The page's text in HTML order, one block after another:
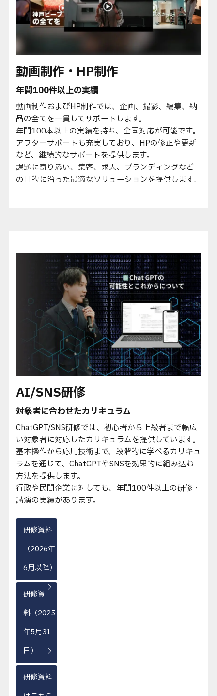
動画制作・HP制作
年間100件以上の実績
動画制作およびHP制作では、企画、撮影、編集、納
品の全てを一貫してサポートします。
年間100本以上の実績を持ち、全国対応が可能です。
アフターサポートも充実しており、HPの修正や更新
など、継続的なサポートを提供します。
課題に寄り添い、集客、求人、ブランディングなど
の目的に沿った最適なソリューションを提供します。
AI/SNS研修
対象者に合わせたカリキュラム
ChatGPT/SNS研修では、初心者から上級者まで幅広
い対象者に対応したカリキュラムを提供しています。
基本操作から応用技術まで、段階的に学べるカリキュ
ラムを通じて、ChatGPTやSNSを効果的に組み込む
方法を提供します。
行政や民間企業に対しても、年間100件以上の研修・
講演の実績があります。
研修資料
（2026年
6月以降）
研修資
料（2025
年5月31
日）
研修資料